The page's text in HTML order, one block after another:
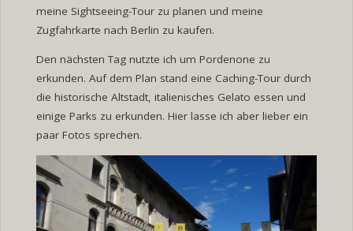
meine Sightseeing-Tour zu planen und meine
Zugfahrkarte nach Berlin zu kaufen.
Den nächsten Tag nutzte ich um Pordenone zu
erkunden. Auf dem Plan stand eine Caching-Tour durch
die historische Altstadt, italienisches Gelato essen und
einige Parks zu erkunden. Hier lasse ich aber lieber ein
paar Fotos sprechen.